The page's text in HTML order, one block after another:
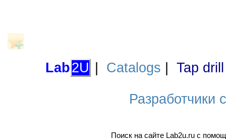
Lab2U Catalogs Tap
Разработчики
Поиск на сайте Lab2u.ru с